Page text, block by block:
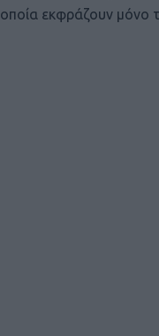
οποία εκφράζουν μόνο